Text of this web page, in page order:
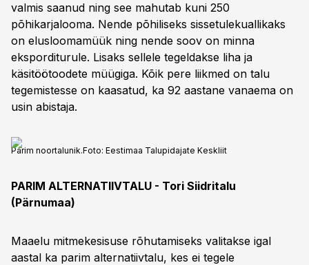
valmis saanud ning see mahutab kuni 250
põhikarjalooma. Nende põhiliseks sissetulekuallikaks
on elusloomamüük ning nende soov on minna
eksporditurule. Lisaks sellele tegeldakse liha ja
käsitöötoodete müügiga. Kõik pere liikmed on talu
tegemistesse on kaasatud, ka 92 aastane vanaema on
usin abistaja.
Parim noortalunik.Foto: Eestimaa Talupidajate Keskliit
PARIM ALTERNATIIVTALU - Tori Siidritalu
(Pärnumaa)
Maaelu mitmekesisuse rõhutamiseks valitakse igal
aastal ka parim alternatiivtalu, kes ei tegele